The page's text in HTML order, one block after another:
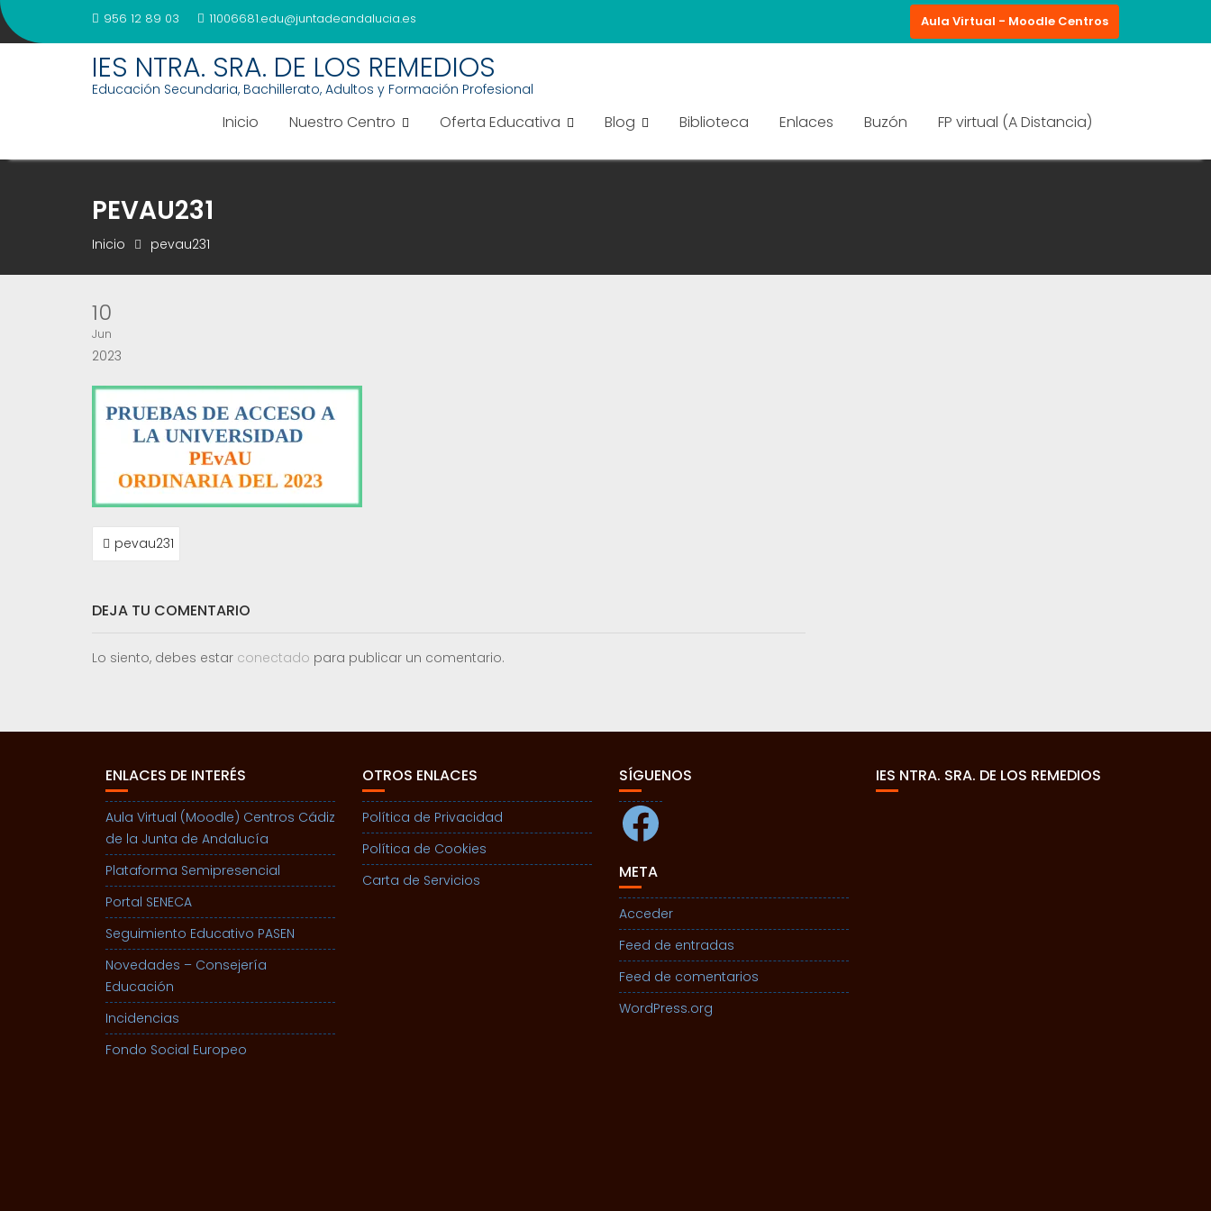
Saltar
al
956 12 89 03 11006681.edu@juntadeandalucia.es Aula Virtual - Moodle Centros
IES NTRA. SRA. DE LOS REMEDIOS
Educación Secundaria, Bachillerato, Adultos y Formación Profesional
Inicio Nuestro Centro Oferta Educativa Blog Biblioteca Enlaces Buzón FP virtual (A Distancia)
PEVAU231
Inicio pevau231
10
Jun
2023
NAVEGACIÓN
DEpevau231
DEJA TU COMENTARIO
Lo siento, debes estar conectado para publicar un comentario.
ENLACES DE INTERÉS
Aula Virtual (Moodle) Centros Cádiz
de la Junta de Andalucía
Plataforma Semipresencial
Portal SENECA
Seguimiento Educativo PASEN
Novedades – Consejería
Educación
Incidencias
Fondo Social Europeo
OTROS ENLACES
Política de Privacidad
Política de Cookies
Carta de Servicios
SÍGUENOS
Facebook
META
Acceder
Feed de entradas
Feed de comentarios
WordPress.org
IES NTRA. SRA. DE LOS REMEDIOS